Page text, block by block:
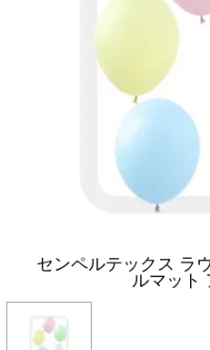
センペルテックス ラ
ルマット